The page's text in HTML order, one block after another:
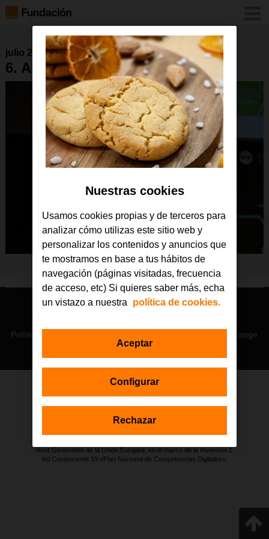
julio 2019
6. Así fue FPB en RED
© Orange 2026
Política de privacidad
Orange
Estas actuaciones forman parte de la iniciativa Generación D
la Función Pública a través de la Secretaría de Estado de
Next Generation de la Unión Europea, en el marco de la Inversión 1
del Componente 19 «Plan Nacional de Competencias Digitales».
Nuestras cookies
Usamos cookies propias y de terceros para
analizar cómo utilizas este sitio web y
personalizar los contenidos y anuncios que
te mostramos en base a tus hábitos de
navegación (páginas visitadas, frecuencia
de acceso, etc) Si quieres saber más, echa
un vistazo a nuestra
política de cookies.
Configurar
Rechazar
Aceptar